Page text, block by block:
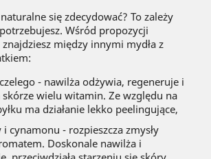
się zdecydować? To zależy
Wśród propozycji
między innymi mydła z
- nawilża odżywia, regeneruje i
skórze wielu witamin. Ze względu na
ma działanie lekko peelingujące,
i cynamonu - rozpieszcza zmysły
Doskonale nawilża i